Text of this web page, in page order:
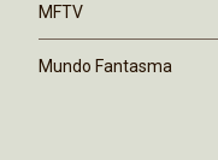
MFTV
Mundo Fantasma